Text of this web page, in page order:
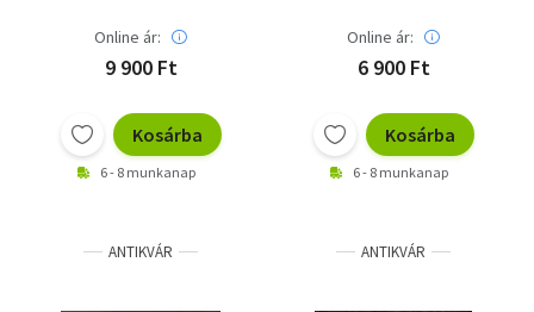
Online ár:
9 900 Ft
Kosárba
6 - 8 munkanap
Online ár:
6 900 Ft
Kosárba
6 - 8 munkanap
ANTIKVÁR ANTIKVÁR